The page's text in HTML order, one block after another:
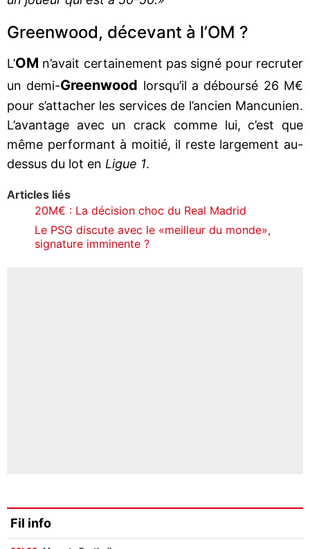
Greenwood, décevant à l’OM ?
L’OM n’avait certainement pas signé pour recruter
un demi-Greenwood lorsqu’il a déboursé 26 M€
pour s’attacher les services de l’ancien Mancunien.
L’avantage avec un crack comme lui, c’est que
même performant à moitié, il reste largement au-
dessus du lot en Ligue 1.
Articles liés
20M€ : La décision choc du Real Madrid
Le PSG discute avec le «meilleur du monde»,
signature imminente ?
Fil info